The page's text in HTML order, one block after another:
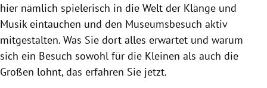
hier nämlich spielerisch in die Welt der Klänge und
Musik eintauchen und den Museumsbesuch aktiv
mitgestalten. Was Sie dort alles erwartet und warum
sich ein Besuch sowohl für die Kleinen als auch die
Großen lohnt, das erfahren Sie jetzt.